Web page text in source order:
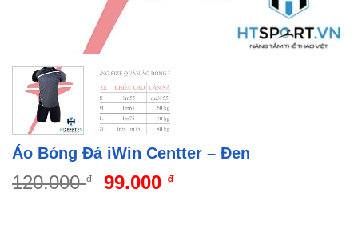
Áo Bóng Đá iWin Centter – Đen
120.000₫
Giá
99.000 ₫Giá